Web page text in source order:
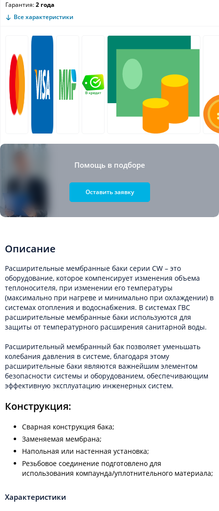
Гарантия:2 года
Все характеристики
Помощь в подборе
Оставить заявку
Описание
Расширительные мембранные баки серии CW – это
оборудование, которое компенсирует изменения объема
теплоносителя, при изменении его температуры
(максимально при нагреве и минимально при охлаждении) в
системах отопления и водоснабжения. В системах ГВС
расширительные мембранные баки используются для
защиты от температурного расширения санитарной воды.
Расширительный мембранный бак позволяет уменьшать
колебания давления в системе, благодаря этому
расширительные баки являются важнейшим элементом
безопасности системы и оборудованием, обеспечивающим
эффективную эксплуатацию инженерных систем.
Конструкция:
Сварная конструкция бака;
Заменяемая мембрана;
Напольная или настенная установка;
Резьбовое соединение подготовлено для
использования компаунда/уплотнительного материала;
Характеристики